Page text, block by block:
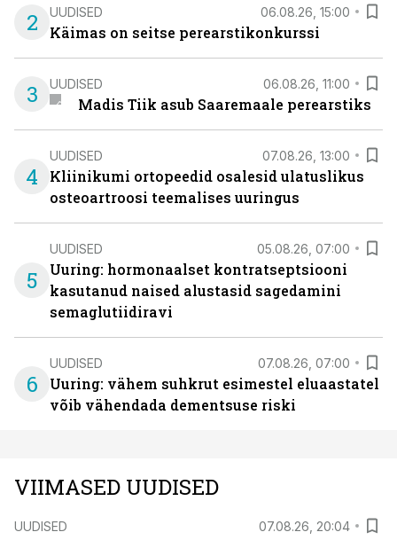
2 UUDISED 06.08.26, 15:00
Käimas on seitse perearstikonkurssi
3 UUDISED 06.08.26, 11:00
Madis Tiik asub Saaremaale perearstiks
4
UUDISED 07.08.26, 13:00
Kliinikumi ortopeedid osalesid ulatuslikus
osteoartroosi teemalises uuringus
5
UUDISED 05.08.26, 07:00
Uuring: hormonaalset kontratseptsiooni
kasutanud naised alustasid sagedamini
semaglutiidiravi
6
UUDISED 07.08.26, 07:00
Uuring: vähem suhkrut esimestel eluaastatel
võib vähendada dementsuse riski
VIIMASED UUDISED
UUDISED 07.08.26, 20:04